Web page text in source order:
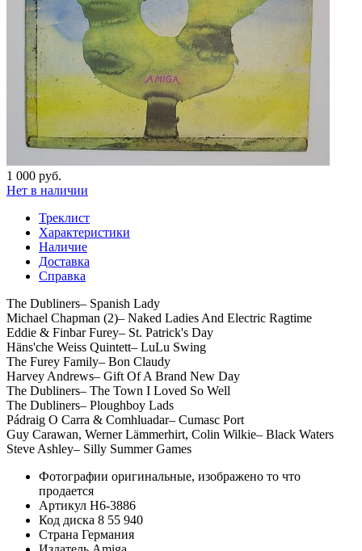
1 000 руб.
Нет в наличии
Треклист
Характеристики
Наличие
Доставка
Справка
The Dubliners– Spanish Lady
Michael Chapman (2)– Naked Ladies And Electric Ragtime
Eddie & Finbar Furey– St. Patrick's Day
Häns'che Weiss Quintett– LuLu Swing
The Furey Family– Bon Claudy
Harvey Andrews– Gift Of A Brand New Day
The Dubliners– The Town I Loved So Well
The Dubliners– Ploughboy Lads
Pádraig O Carra & Comhluadar– Cumasc Port
Guy Carawan, Werner Lämmerhirt, Colin Wilkie– Black Waters
Steve Ashley– Silly Summer Games
Фотографии оригинальные, изображено то что
продается
Артикул H6-3886
Код диска 8 55 940
Страна Германия